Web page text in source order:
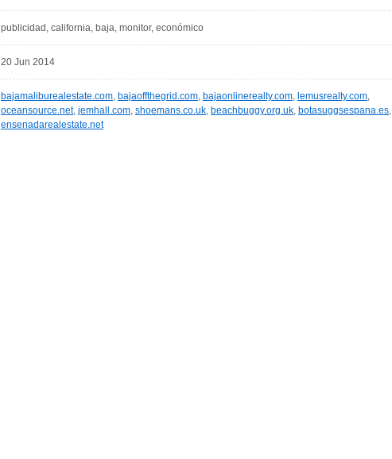
publicidad, california, baja, monitor, económico
20 Jun 2014
bajamaliburealestate.com, bajaoffthegrid.com, bajaonlinerealty.com, lemusrealty.com,
oceansource.net, jemhall.com, shoemans.co.uk, beachbuggy.org.uk, botasuggsespana.es,
ensenadarealestate.net